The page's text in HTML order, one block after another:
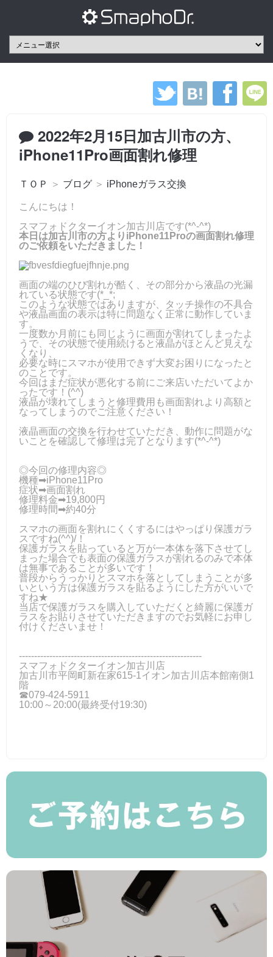
2022年2月15日加古川市の方、
iPhone11Pro画面割れ修理
ＴＯＰ ＞ ブログ ＞ iPhoneガラス交換
こんにちは！
スマフォドクターイオン加古川店です(*^-^*)
本日は加古川市の方よりiPhone11Proの画面割れ修理
のご依頼をいただきました！
画面の端のひび割れが酷く、その部分から液晶の光漏
れている状態です(*_*;
このような状態ではありますが、タッチ操作の不具合
や液晶画面の表示は特に問題なく正常に動作していま
す。
一度数か月前にも同じように画面が割れてしまったよ
うで、その状態で使用続けると液晶がほとんど見えな
くなり、
必要な時にスマホが使用できず大変お困りになったと
のことです。
今回はまだ症状が悪化する前にご来店いただいてよか
ったです！(^^)
液晶が壊れてしまうと修理費用も画面割れより高額と
なってしまうのでご注意ください！
液晶画面の交換を行わせていただき、動作に問題がな
いことを確認して修理は完了となります(*^-^*)
◎今回の修理内容◎
機種➡iPhone11Pro
症状➡画面割れ
修理料金➡19,800円
修理時間➡約40分
スマホの画面を割れにくくするにはやっぱり保護ガラ
スですね(^^)/！
保護ガラスを貼っていると万が一本体を落下させてし
まった場合でも表面の保護ガラスが割れるのみで本体
は無事であることが多いです！
普段からうっかりとスマホを落としてしまうことが多
いという方は保護ガラスを貼るようにした方がいいで
すね★
当店で保護ガラスを購入していただくと綺麗に保護ガ
ラスをお貼りさせていただきますのでお気軽にお申し
付けくださいませ！
------------------------------------------------------------
スマフォドクターイオン加古川店
加古川市平岡町新在家615-1イオン加古川店本館南側1
階
☎079-424-5911
10:00～20:00(最終受付19:30)